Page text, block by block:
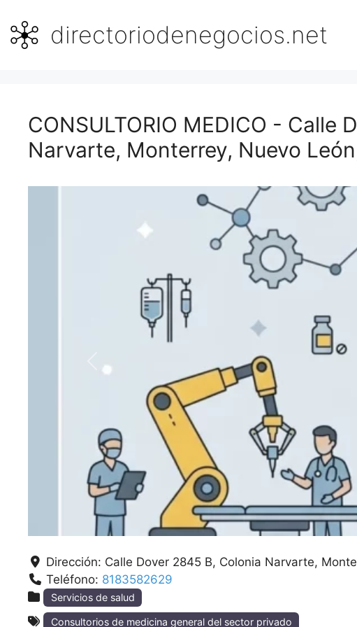
contenidodirectoriodenegocios.net
CONSULTORIO MEDICO - Calle
Narvarte, Monterrey, Nuevo
Anterior
Dirección: Calle Dover 2845 B, Colonia Narvarte
Teléfono: 8183582629
Servicios de salud
Consultorios de medicina general del sector privado